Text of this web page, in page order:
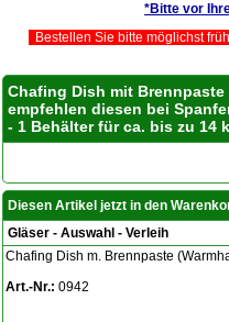
*Bitte vor
Bestellen Sie bitte möglichst
Chafing Dish mit Brennpaste
empfehlen diesen bei
- 1 Behälter für ca. bis zu 14
Diesen Artikel jetzt in den
Gläser - Auswahl - Verleih
Chafing Dish m. Brennpaste
Art.-Nr.: 0942